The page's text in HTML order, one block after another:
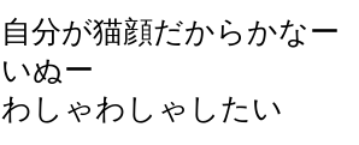
自分が猫顔だからかなー
いぬー
わしゃわしゃしたい